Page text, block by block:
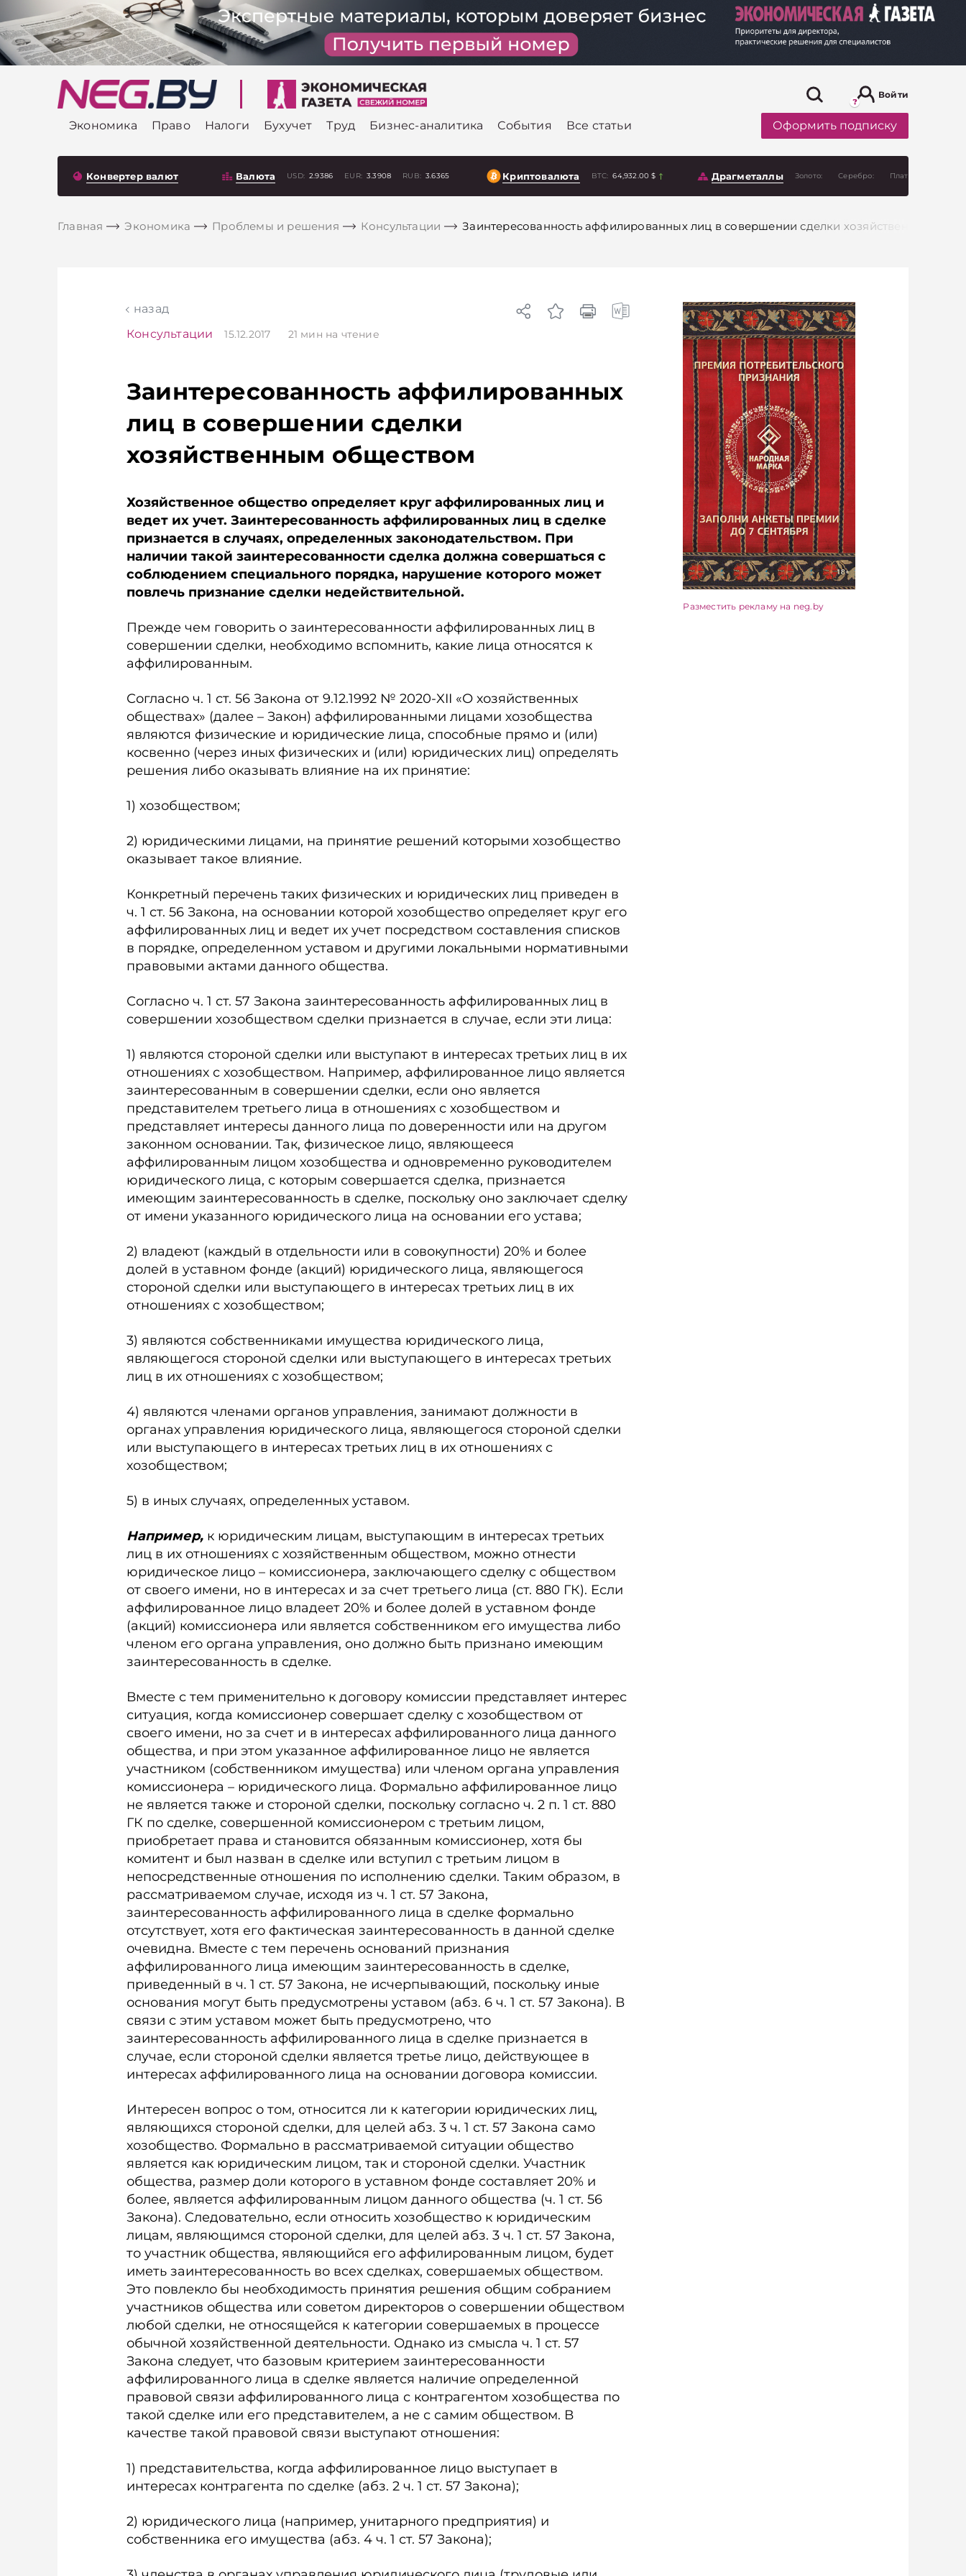
Войти
Экономика Право Налоги Бухучет Труд Бизнес-аналитика События Все статьи Оформить подписку
Конвертер валют Валюта USD: 2.9386 EUR: 3.3908 RUB: 3.6365 Криптовалюта BTC: 64,932.00 $ Драгметаллы Золото: Серебро: Платина:
Главная Экономика Проблемы и решения Консультации Заинтересованность аффилированных лиц в совершении сделки хозяйственным
назад
Консультации
15.12.2017 21 мин на чтение
Заинтересованность аффилированных
лиц в совершении сделки
хозяйственным обществом
Хозяйственное общество определяет круг аффилированных лиц и
ведет их учет. Заинтересованность аффилированных лиц в сделке
признается в случаях, определенных законодательством. При
наличии такой заинтересованности сделка должна совершаться с
соблюдением специального порядка, нарушение которого может
повлечь признание сделки недействительной.
Прежде чем говорить о заинтересованности аффилированных лиц в
совершении сделки, необходимо вспомнить, какие лица относятся к
аффилированным.
Согласно ч. 1 ст. 56 Закона от 9.12.1992 № 2020-XII «О хозяйственных
обществах» (далее – Закон) аффилированными лицами хозобщества
являются физические и юридические лица, способные прямо и (или)
косвенно (через иных физических и (или) юридических лиц) определять
решения либо оказывать влияние на их принятие:
1) хозобществом;
2) юридическими лицами, на принятие решений которыми хозобщество
оказывает такое влияние.
Конкретный перечень таких физических и юридических лиц приведен в
ч. 1 ст. 56 Закона, на основании которой хозобщество определяет круг его
аффилированных лиц и ведет их учет посредством составления списков
в порядке, определенном уставом и другими локальными нормативными
правовыми актами данного общества.
Согласно ч. 1 ст. 57 Закона заинтересованность аффилированных лиц в
совершении хозобществом сделки признается в случае, если эти лица:
1) являются стороной сделки или выступают в интересах третьих лиц в их
отношениях с хозобществом. Например, аффилированное лицо является
заинтересованным в совершении сделки, если оно является
представителем третьего лица в отношениях с хозобществом и
представляет интересы данного лица по доверенности или на другом
законном основании. Так, физическое лицо, являющееся
аффилированным лицом хозобщества и одновременно руководителем
юридического лица, с которым совершается сделка, признается
имеющим заинтересованность в сделке, поскольку оно заключает сделку
от имени указанного юридического лица на основании его устава;
2) владеют (каждый в отдельности или в совокупности) 20% и более
долей в уставном фонде (акций) юридического лица, являющегося
стороной сделки или выступающего в интересах третьих лиц в их
отношениях с хозобществом;
3) являются собственниками имущества юридического лица,
являющегося стороной сделки или выступающего в интересах третьих
лиц в их отношениях с хозобществом;
4) являются членами органов управления, занимают должности в
органах управления юридического лица, являющегося стороной сделки
или выступающего в интересах третьих лиц в их отношениях с
хозобществом;
5) в иных случаях, определенных уставом.
Например, к юридическим лицам, выступающим в интересах третьих
лиц в их отношениях с хозяйственным обществом, можно отнести
юридическое лицо – комиссионера, заключающего сделку с обществом
от своего имени, но в интересах и за счет третьего лица (ст. 880 ГК). Если
аффилированное лицо владеет 20% и более долей в уставном фонде
(акций) комиссионера или является собственником его имущества либо
членом его органа управления, оно должно быть признано имеющим
заинтересованность в сделке.
Вместе с тем применительно к договору комиссии представляет интерес
ситуация, когда комиссионер совершает сделку с хозобществом от
своего имени, но за счет и в интересах аффилированного лица данного
общества, и при этом указанное аффилированное лицо не является
участником (собственником имущества) или членом органа управления
комиссионера – юридического лица. Формально аффилированное лицо
не является также и стороной сделки, поскольку согласно ч. 2 п. 1 ст. 880
ГК по сделке, совершенной комиссионером с третьим лицом,
приобретает права и становится обязанным комиссионер, хотя бы
комитент и был назван в сделке или вступил с третьим лицом в
непосредственные отношения по исполнению сделки. Таким образом, в
рассматриваемом случае, исходя из ч. 1 ст. 57 Закона,
заинтересованность аффилированного лица в сделке формально
отсутствует, хотя его фактическая заинтересованность в данной сделке
очевидна. Вместе с тем перечень оснований признания
аффилированного лица имеющим заинтересованность в сдел­ке,
приведенный в ч. 1 ст. 57 Закона, не исчерпывающий, поскольку иные
основания могут быть предусмотрены уставом (абз. 6 ч. 1 ст. 57 Закона). В
связи с этим уставом может быть предусмотрено, что
заинтересованность аффилированного лица в сделке признается в
случае, если стороной сделки является третье лицо, действующее в
интересах аффилированного лица на основании договора комиссии.
Интересен вопрос о том, относится ли к категории юридических лиц,
являющихся стороной сделки, для целей абз. 3 ч. 1 ст. 57 Закона само
хозобщество. Формально в рассматриваемой ситуации общество
является как юридическим лицом, так и стороной сделки. Участник
общества, размер доли которого в уставном фонде составляет 20% и
более, является аффилированным лицом данного общества (ч. 1 ст. 56
Закона). Следовательно, если относить хозобщество к юридическим
лицам, являющимся стороной сделки, для целей абз. 3 ч. 1 ст. 57 Закона,
то участник общества, являющийся его аффилированным лицом, будет
иметь заинтересованность во всех сделках, совершаемых обществом.
Это повлекло бы необходимость принятия решения общим собранием
участников общества или советом директоров о совершении обществом
любой сделки, не относящейся к категории совершаемых в процессе
обычной хозяйственной деятельности. Однако из смысла ч. 1 ст. 57
Закона следует, что базовым критерием заинтересованности
аффилированного лица в сделке является наличие определенной
правовой связи аффилированного лица с контрагентом хозобщества по
такой сделке или его представителем, а не с самим обществом. В
качестве такой правовой связи выступают отношения:
1) представительства, когда аффилированное лицо выступает в
интересах контрагента по сделке (абз. 2 ч. 1 ст. 57 Закона);
2) юридического лица (например, унитарного предприятия) и
собственника его имущества (абз. 4 ч. 1 ст. 57 Закона);
Разместить рекламу на neg.by